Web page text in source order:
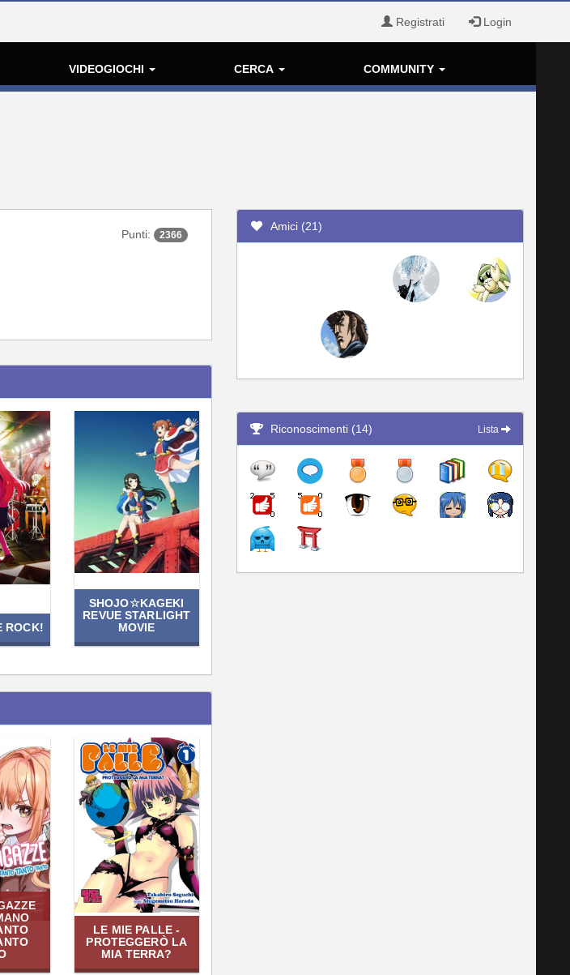
Registrati Login
VIDEOGIOCHI CERCA COMMUNITY
Punti: 2366
ROCK!
SHOJO☆KAGEKI
REVUE STARLIGHT
MOVIE
LE MIE PALLE -
PROTEGGERÒ LA
MIA TERRA?
Amici (21)
Riconoscimenti (14) Lista